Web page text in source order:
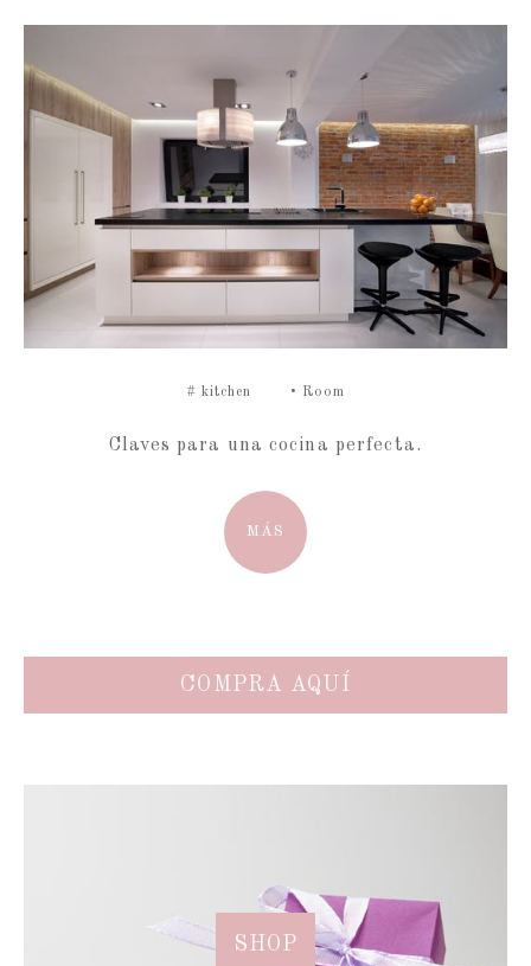
# kitchen • Room
Claves para una cocina perfecta.
MÁS
COMPRA AQUÍ
SHOP